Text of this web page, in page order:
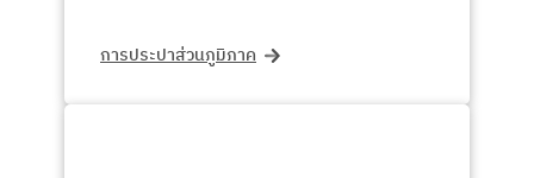
การประปาส่วนภูมิภาค